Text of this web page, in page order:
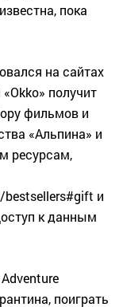
пока
на сайтах
получит
фильмов и
«Альпина» и
ресурсам,
и
к данным
поиграть